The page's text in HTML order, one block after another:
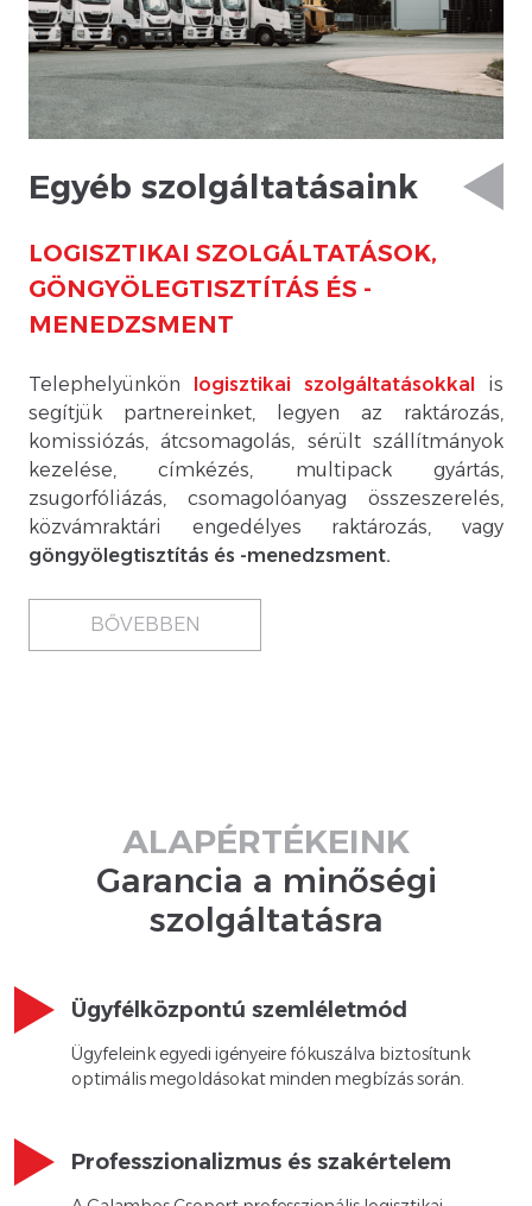
Egyéb szolgáltatásaink
LOGISZTIKAI SZOLGÁLTATÁSOK,
GÖNGYÖLEGTISZTÍTÁS ÉS -
MENEDZSMENT
Telephelyünkön logisztikai szolgáltatásokkal is
segítjük partnereinket, legyen az raktározás,
komissiózás, átcsomagolás, sérült szállítmányok
kezelése, címkézés, multipack gyártás,
zsugorfóliázás, csomagolóanyag összeszerelés,
közvámraktári engedélyes raktározás, vagy
göngyölegtisztítás és -menedzsment.
BŐVEBBEN
ALAPÉRTÉKEINK
Garancia a minőségi
szolgáltatásra
Ügyfélközpontú szemléletmód
Ügyfeleink egyedi igényeire fókuszálva biztosítunk
optimális megoldásokat minden megbízás során.
Professzionalizmus és szakértelem